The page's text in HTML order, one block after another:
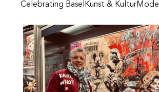
Celebrating BaselKunst & KulturMode